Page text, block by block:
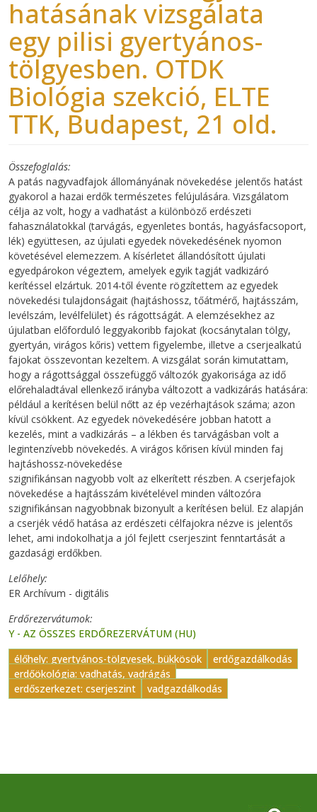
hatásának vizsgálata
egy pilisi gyertyános-
tölgyesben. OTDK
Biológia szekció, ELTE
TTK, Budapest, 21 old.
Összefoglalás
A patás nagyvadfajok állományának növekedése jelentős hatást
gyakorol a hazai erdők természetes felújulására. Vizsgálatom
célja az volt, hogy a vadhatást a különböző erdészeti
fahasználatokkal (tarvágás, egyenletes bontás, hagyásfacsoport,
lék) együttesen, az újulati egyedek növekedésének nyomon
követésével elemezzem. A kísérletet állandósított újulati
egyedpárokon végeztem, amelyek egyik tagját vadkizáró
kerítéssel elzártuk. 2014-től évente rögzítettem az egyedek
növekedési tulajdonságait (hajtáshossz, tőátmérő, hajtásszám,
levélszám, levélfelület) és rágottságát. A elemzésekhez az
újulatban előforduló leggyakoribb fajokat (kocsánytalan tölgy,
gyertyán, virágos kőris) vettem figyelembe, illetve a cserjealkatú
fajokat összevontan kezeltem. A vizsgálat során kimutattam,
hogy a rágottsággal összefüggő változók gyakorisága az idő
előrehaladtával ellenkező irányba változott a vadkizárás hatására:
például a kerítésen belül nőtt az ép vezérhajtások száma; azon
kívül csökkent. Az egyedek növekedésére jobban hatott a
kezelés, mint a vadkizárás – a lékben és tarvágásban volt a
legintenzívebb növekedés. A virágos kőrisen kívül minden faj
hajtáshossz-növekedése
szignifikánsan nagyobb volt az elkerített részben. A cserjefajok
növekedése a hajtásszám kivételével minden változóra
szignifikánsan nagyobbnak bizonyult a kerítésen belül. Ez alapján
a cserjék védő hatása az erdészeti célfajokra nézve is jelentős
lehet, ami indokolhatja a jól fejlett cserjeszint fenntartását a
gazdasági erdőkben.
Lelőhely
ER Archívum - digitális
Erdőrezervátumok
Y - AZ ÖSSZES ERDŐREZERVÁTUM (HU)
élőhely: gyertyános-tölgyesek, bükkösök
erdőgazdálkodás
erdőökológia: vadhatás, vadrágás
erdőszerkezet: cserjeszint
vadgazdálkodás